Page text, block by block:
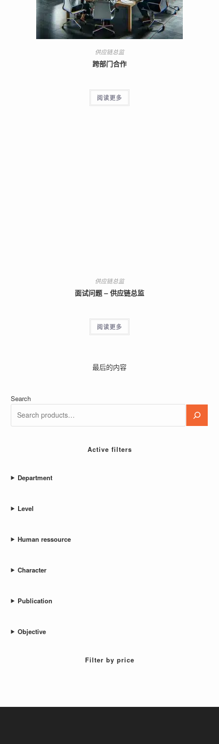
供应链总监
跨部门合作
阅读更多
供应链总监
面试问题 – 供应链总监
阅读更多
最后的内容
Search
Active filters
Department
Level
Human ressource
Character
Publication
Objective
Filter by price